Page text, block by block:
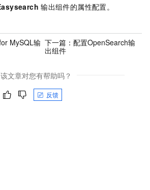
输出组件的属性配置。
MySQL输 下一篇： 配置OpenSearch输
出组件
该文章对您有帮助吗？
反馈